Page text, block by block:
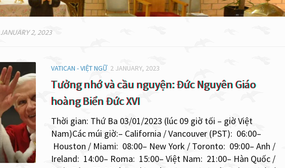
JANUARY 2, 2023
VATICAN - VIỆT NGỮ 2 JANUARY, 2023
Tưởng nhớ và cầu nguyện: Đức Nguyên Giáo
hoàng Biển Đức XVI
Thời gian: Thứ Ba 03/01/2023 (lúc 09 giờ tối – giờ Việt
Nam)Các múi giờ:– California / Vancouver (PST): 06:00–
Houston / Miami: 08:00– New York / Toronto: 09:00– Anh /
Ireland: 14:00– Roma: 15:00– Việt Nam: 21:00– Hàn Quốc /